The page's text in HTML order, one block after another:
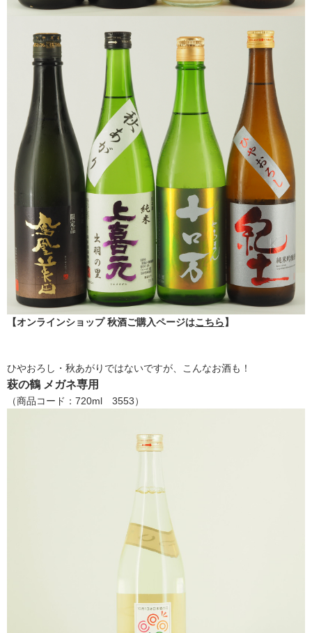
【オンラインショップ 秋酒ご購入ページはこちら】
ひやおろし・秋あがりではないですが、こんなお酒も！
萩の鶴 メガネ専用
（商品コード：720ml 3553）